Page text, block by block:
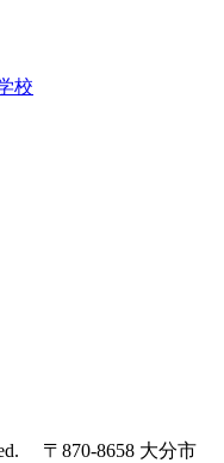
校
〒870-8658 大分市